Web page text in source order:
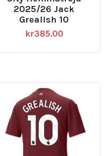
2025/26 Jack
Grealish 10
kr385.00